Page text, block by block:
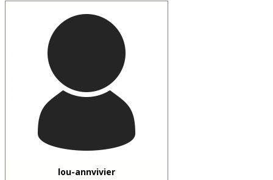
lou-annvivier